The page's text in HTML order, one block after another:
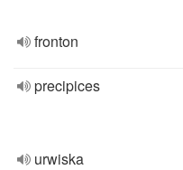
fronton
precipices
urwiska